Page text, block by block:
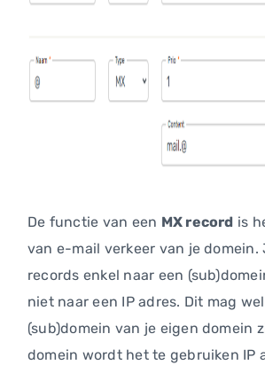
De functie van een MX record is
van e-mail verkeer van je domein.
records enkel naar een
niet naar een IP adres. Dit mag
(sub)domein van je eigen domein
domein wordt het te gebruiken IP